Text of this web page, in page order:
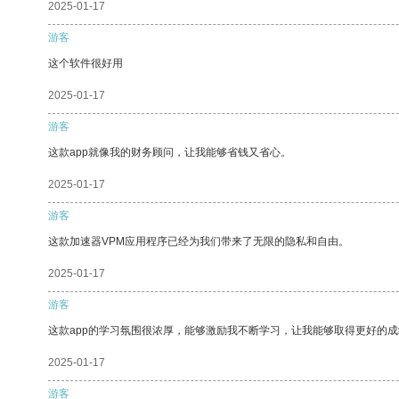
2025-01-17
游客
这个软件很好用
2025-01-17
游客
这款app就像我的财务顾问，让我能够省钱又省心。
2025-01-17
游客
这款加速器VPM应用程序已经为我们带来了无限的隐私和自由。
2025-01-17
游客
这款app的学习氛围很浓厚，能够激励我不断学习，让我能够取得更好的
2025-01-17
游客